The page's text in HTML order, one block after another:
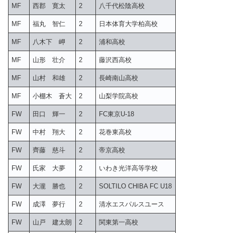
MF 西郡 寛太 2 八千代松陰高校
MF 福丸 智仁 2 日本体育大学柏高校
MF 八木下 岬 2 浦和高校
MF 山形 壮介 2 藤沢西高校
MF 山村 和雄 2 長崎南山高校
MF 小棚木 蒼大 2 山梨学院高校
FW 田口 輝一 2 FC東京U-18
FW 中村 翔大 2 花巻東高校
FW 齊藤 慈斗 2 帝京高校
FW 氏家 大夢 2 いわき光洋高等学校
FW 大瀧 勝也 2 SOLTILO CHIBA FC U18
FW 成澤 夢行 2 清水エスパルスユース
FW 山戸 建太朗 2 関東第一高校